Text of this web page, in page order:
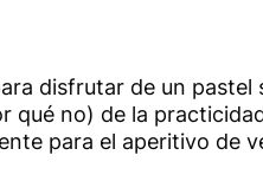
disfrutar de un
no) de la
para el aperitivo de